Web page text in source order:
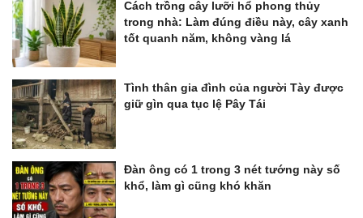
Cách trồng cây lưỡi hổ phong thủy
trong nhà: Làm đúng điều này, cây xanh
tốt quanh năm, không vàng lá
Tình thân gia đình của người Tày được
giữ gìn qua tục lệ Pây Tái
Đàn ông có 1 trong 3 nét tướng này số
khổ, làm gì cũng khó khăn